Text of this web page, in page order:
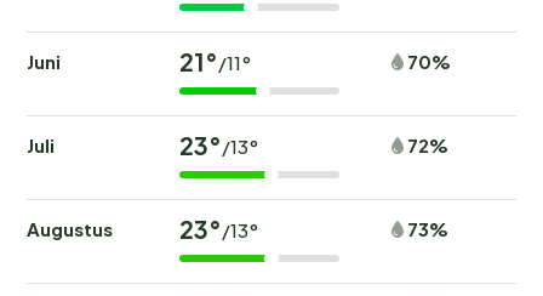
Juni 21° /11° 70%
Juli 23° /13° 72%
Augustus 23° /13° 73%